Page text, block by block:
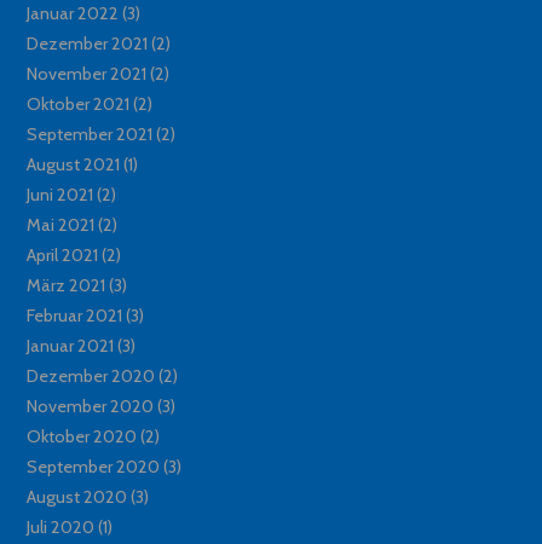
Januar 2022 (3)
Dezember 2021 (2)
November 2021 (2)
Oktober 2021 (2)
September 2021 (2)
August 2021 (1)
Juni 2021 (2)
Mai 2021 (2)
April 2021 (2)
März 2021 (3)
Februar 2021 (3)
Januar 2021 (3)
Dezember 2020 (2)
November 2020 (3)
Oktober 2020 (2)
September 2020 (3)
August 2020 (3)
Juli 2020 (1)